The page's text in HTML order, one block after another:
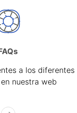
a los diferentes
nuestra web